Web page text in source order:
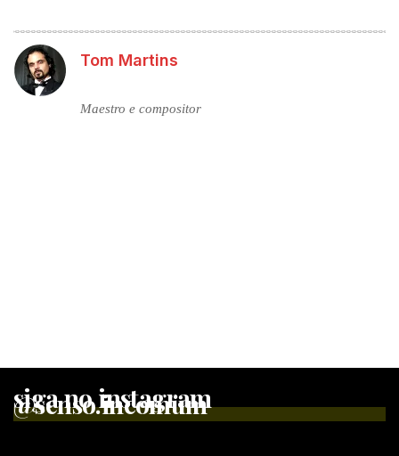
Tom Martins
Maestro e compositor
siga no instagram
@senso.incomum